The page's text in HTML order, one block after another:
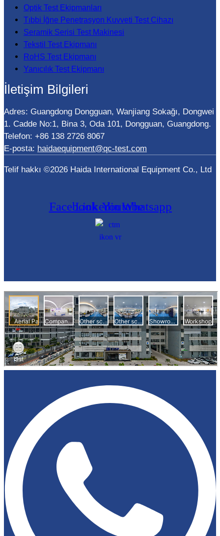
Optik Test Ekipmanları
Tıbbi İğne Penetrasyon Kuvveti Test Cihazı
Seramik Serisi Test Makinesi
Tekstil Test Ekipmanı
RoHS Test Ekipmanı
Yanıcılık Test Ekipmanı
İletişim Bilgileri
Adres: Guangdong Dongguan, Wanjiang Sokağı, Dongwei
1. Cadde No:1, Bina 3, Oda 101, Dongguan, Guangdong.
Telefon: +86 138 2726 8067
E-posta: haidaequipment@qc-test.com
Telif hakkı ©2026 Haida International Equipment Co., Ltd
FacebookLinkedinYoutubeWhatsapp